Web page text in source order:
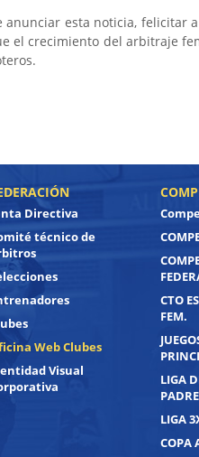
anunciar esta noticia, felicitar
el crecimiento del arbitraje
Directiva
técnico de
Web Clubes
Visual
CTO
FEM.
LIGA
LIGA
COPA